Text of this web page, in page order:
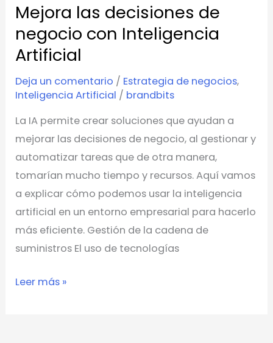
Mejora las decisiones de
negocio con Inteligencia
Artificial
Deja un comentario / Estrategia de negocios,
Inteligencia Artificial / brandbits
La IA permite crear soluciones que ayudan a
mejorar las decisiones de negocio, al gestionar y
automatizar tareas que de otra manera,
tomarían mucho tiempo y recursos. Aquí vamos
a explicar cómo podemos usar la inteligencia
artificial en un entorno empresarial para hacerlo
más eficiente. Gestión de la cadena de
suministros El uso de tecnologías
Mejora
las
decisiones
de
negocio
con
Inteligencia
Artificial
Leer más »